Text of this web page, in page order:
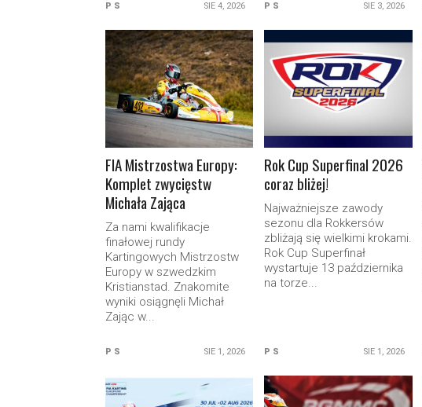
P S SIE 4, 2026 P S SIE 3, 2026
READ MORE
FIA Mistrzostwa Europy:
Komplet zwycięstw
Michała Zająca
Za nami kwalifikacje
finałowej rundy
Kartingowych Mistrzostw
Europy w szwedzkim
Kristianstad. Znakomite
wyniki osiągnęli Michał
Zając w...
P S SIE 1, 2026
READ MORE
Rok Cup Superfinal 2026
coraz bliżej!
Najważniejsze zawody
sezonu dla Rokkersów
zbliżają się wielkimi krokami.
Rok Cup Superfinał
wystartuje 13 października
na torze...
P S SIE 1, 2026